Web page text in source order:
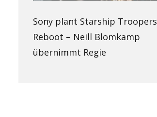
Sony plant Starship Troopers
Reboot – Neill Blomkamp
übernimmt Regie